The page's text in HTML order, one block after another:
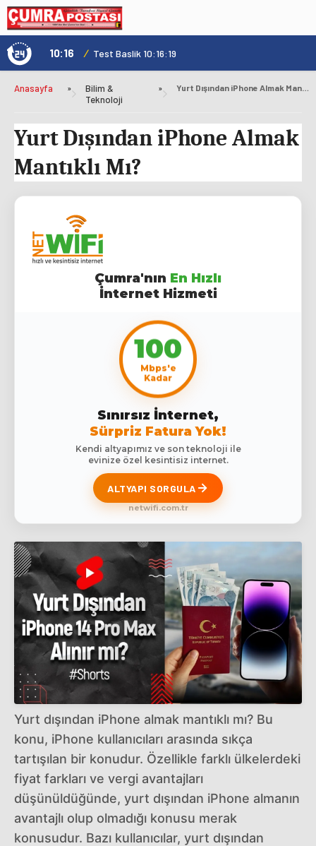
10:16 / Test Baslik 10:16:19
Anasayfa »
Bilim &
Teknoloji
» Yurt Dışından iPhone Almak Mantıklı Mı?
Yurt Dışından iPhone Almak
Mantıklı Mı?
Çumra'nın En Hızlı
İnternet Hizmeti
100
Mbps'e
Kadar
Sınırsız İnternet,
Sürpriz Fatura Yok!
Kendi altyapımız ve son teknoloji ile
evinize özel kesintisiz internet.
ALTYAPI SORGULA
netwifi.com.tr
Yurt dışından iPhone almak mantıklı mı? Bu
konu, iPhone kullanıcıları arasında sıkça
tartışılan bir konudur. Özellikle farklı ülkelerdeki
fiyat farkları ve vergi avantajları
düşünüldüğünde, yurt dışından iPhone almanın
avantajlı olup olmadığı konusu merak
konusudur. Bazı kullanıcılar, yurt dışından